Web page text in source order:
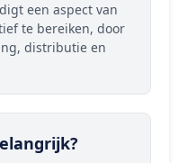
een aspect van
te bereiken, door
distributie en